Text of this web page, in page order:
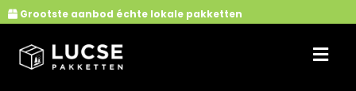
Ga
inhoud
Grootste aanbod échte lokale pakketten